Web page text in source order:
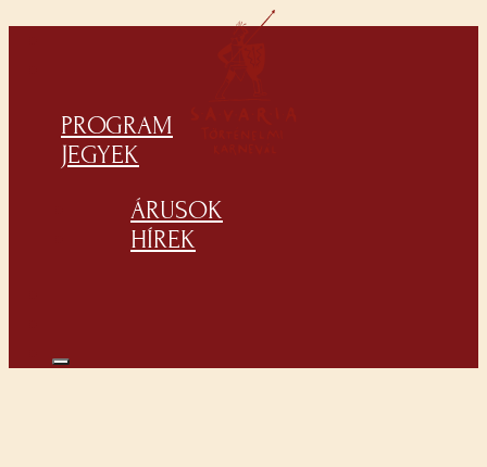
PROGRAM
JEGYEK
ÁRUSOK
HÍREK